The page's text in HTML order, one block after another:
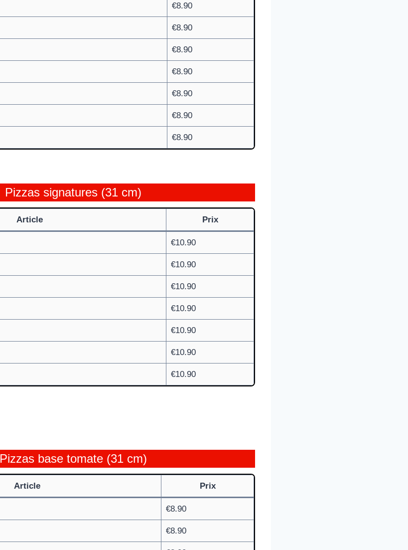
€8.90
€8.90
€8.90
€8.90
€8.90
€8.90
€8.90
Pizzas signatures (31 cm)
Article Prix
€10.90
€10.90
€10.90
€10.90
€10.90
€10.90
€10.90
Pizzas base tomate (31 cm)
Article Prix
€8.90
€8.90